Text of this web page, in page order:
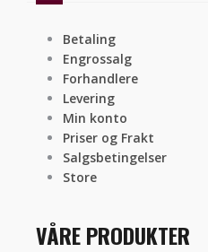
Betaling
Engrossalg
Forhandlere
Levering
Min konto
Priser og Frakt
Salgsbetingelser
Store
VÅRE PRODUKTER